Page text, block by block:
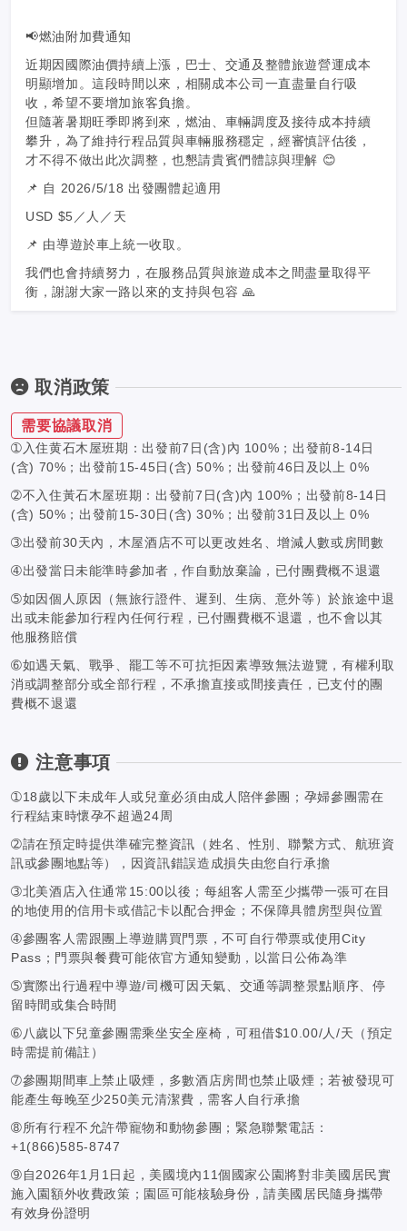
📢燃油附加費通知
近期因國際油價持續上漲，巴士、交通及整體旅遊營運成本
明顯增加。這段時間以來，相關成本公司一直盡量自行吸
收，希望不要增加旅客負擔。
但隨著暑期旺季即將到來，燃油、車輛調度及接待成本持續
攀升，為了維持行程品質與車輛服務穩定，經審慎評估後，
才不得不做出此次調整，也懇請貴賓們體諒與理解 😊
📌 自 2026/5/18 出發團體起適用
USD $5／人／天
📌 由導遊於車上統一收取。
我們也會持續努力，在服務品質與旅遊成本之間盡量取得平
衡，謝謝大家一路以來的支持與包容 🙏
取消政策
需要協議取消
➀入住黄石木屋班期：出發前7日(含)內 100%；出發前8-14日
(含) 70%；出發前15-45日(含) 50%；出發前46日及以上 0%
➁不入住黃石木屋班期：出發前7日(含)內 100%；出發前8-14日
(含) 50%；出發前15-30日(含) 30%；出發前31日及以上 0%
➂出發前30天內，木屋酒店不可以更改姓名、增減人數或房間數
➃出發當日未能準時參加者，作自動放棄論，已付團費概不退還
➄如因個人原因（無旅行證件、遲到、生病、意外等）於旅途中退
出或未能參加行程內任何行程，已付團費概不退還，也不會以其
他服務賠償
➅如遇天氣、戰爭、罷工等不可抗拒因素導致無法遊覽，有權利取
消或調整部分或全部行程，不承擔直接或間接責任，已支付的團
費概不退還
注意事項
➀18歲以下未成年人或兒童必須由成人陪伴參團；孕婦參團需在
行程結束時懷孕不超過24周
➁請在預定時提供準確完整資訊（姓名、性別、聯繫方式、航班資
訊或參團地點等），因資訊錯誤造成損失由您自行承擔
➂北美酒店入住通常15:00以後；每組客人需至少攜帶一張可在目
的地使用的信用卡或借記卡以配合押金；不保障具體房型與位置
➃參團客人需跟團上導遊購買門票，不可自行帶票或使用City
Pass；門票與餐費可能依官方通知變動，以當日公佈為準
➄實際出行過程中導遊/司機可因天氣、交通等調整景點順序、停
留時間或集合時間
➅八歲以下兒童參團需乘坐安全座椅，可租借$10.00/人/天（預定
時需提前備註）
➆參團期間車上禁止吸煙，多數酒店房間也禁止吸煙；若被發現可
能產生每晚至少250美元清潔費，需客人自行承擔
➇所有行程不允許帶寵物和動物參團；緊急聯繫電話：
+1(866)585-8747
➈自2026年1月1日起，美國境內11個國家公園將對非美國居民實
施入園額外收費政策；園區可能核驗身份，請美國居民隨身攜帶
有效身份證明